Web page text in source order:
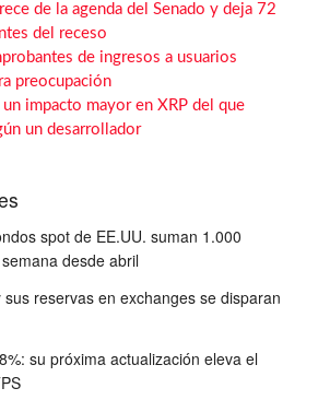
de la agenda del Senado y deja 72
del receso
de ingresos a usuarios
preocupación
impacto mayor en XRP del que
un desarrollador
spot de EE.UU. suman 1.000
desde abril
reservas en exchanges se disparan
su próxima actualización eleva el